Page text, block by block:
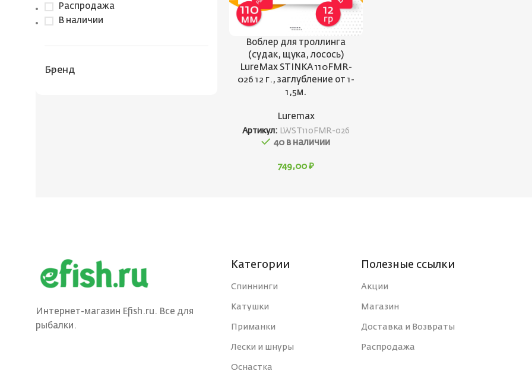
Распродажа
В наличии
Бренд
Воблер для троллинга
(судак, щука, лосось)
LureMax STINKA 110FMR-
026 12 г., заглубление от 1-
1,5м.
Luremax
Артикул: LWST110FMR-026
40 в наличии
749,00₽
Интернет-магазин Efish.ru. Все для
рыбалки.
Категории
Спиннинги
Катушки
Приманки
Лески и шнуры
Оснастка
Полезные ссылки
Акции
Магазин
Доставка и Возвраты
Распродажа